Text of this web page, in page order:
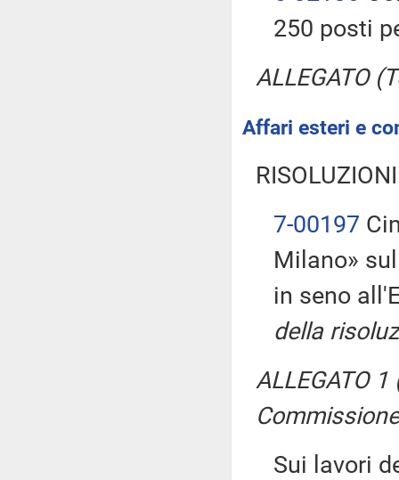
250 posti
ALLEGATO
Affari esteri e
7-00197
Milano»
in seno
della
ALLEGATO
Sui lavori